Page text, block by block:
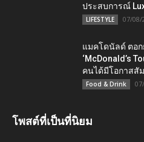
ประสบการณ์
LIFESTYLE 07/08/
แมคโดนัลด์ ตอ
‘McDonald’s
คนได้มีโอกาสสั
Food & Drink
โพสต์ที่เป็นที่นิยม